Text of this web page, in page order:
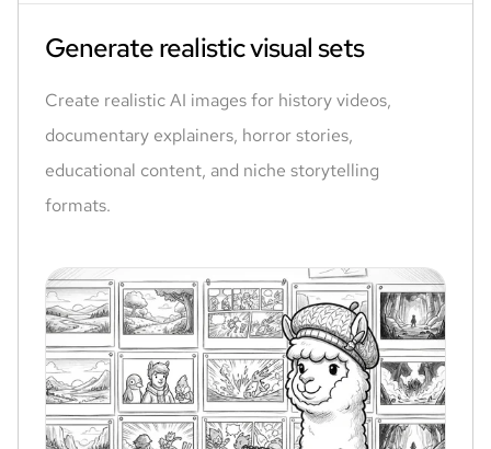
Generate realistic visual sets
Create realistic AI images for history videos,
documentary explainers, horror stories,
educational content, and niche storytelling
formats.